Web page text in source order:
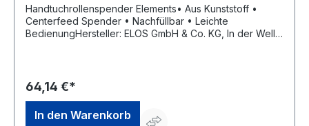
Handtuchrollenspender Elements• Aus Kunststoff •
Centerfeed Spender • Nachfüllbar • Leichte
BedienungHersteller: ELOS GmbH & Co. KG, In der Welle
64,14 €*
In den Warenkorb